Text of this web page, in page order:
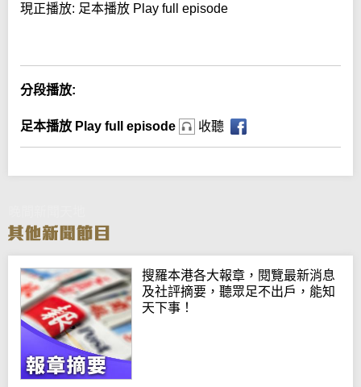
現正播放: 足本播放 Play full episode
分段播放:
足本播放 Play full episode 收聽
搜羅本港各大報章，閱覽最新消息
及社評摘要，聽眾足不出戶，能知
天下事！